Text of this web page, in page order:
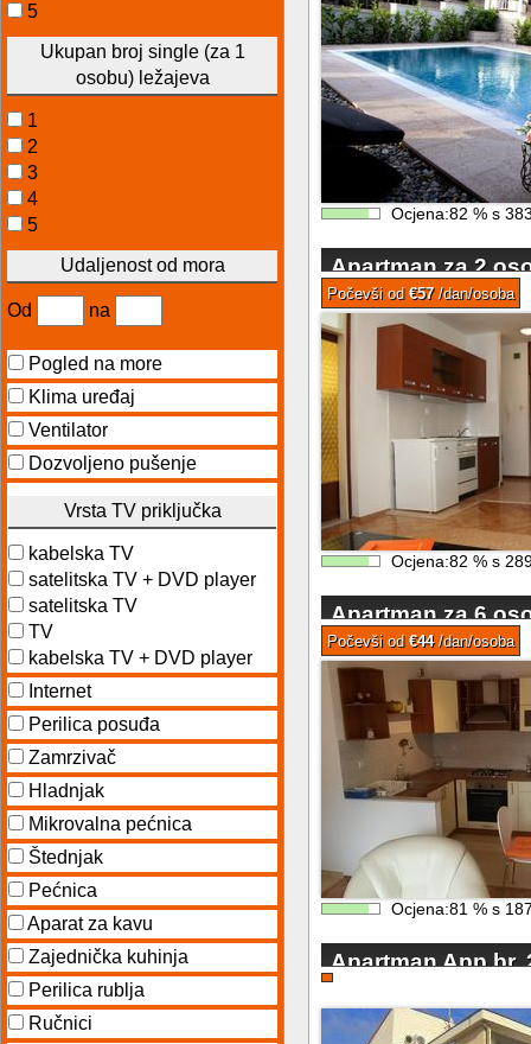
5
Ukupan broj single (za 1
osobu) ležajeva
1
2
3
4
5
Udaljenost od mora
Od na
Pogled na more
Klima uređaj
Ventilator
Dozvoljeno pušenje
Vrsta TV priključka
kabelska TV
satelitska TV + DVD player
satelitska TV
TV
kabelska TV + DVD player
Internet
Perilica posuđa
Zamrzivač
Hladnjak
Mikrovalna pećnica
Štednjak
Pećnica
Aparat za kavu
Zajednička kuhinja
Perilica rublja
Ručnici
Ocjena:82 % s
Apartman za 2
Počevši od €57/dan/osoba
Ocjena:82 % s
Apartman za 6
Kastelima Split
Počevši od €44/dan/osoba
Ocjena:81 % s
Apartman App br.